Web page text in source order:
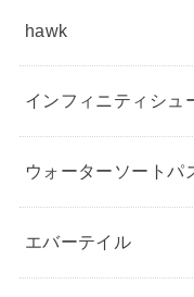
hawk
インフィニティシュ
ウォーターソートパ
エバーテイル